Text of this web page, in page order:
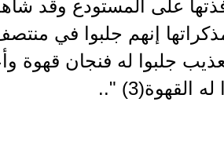
على المستودع وقد
مذكراتها إنهم جلبوا في
جلبوا له فنجان قهوة
القهوة(3) "..